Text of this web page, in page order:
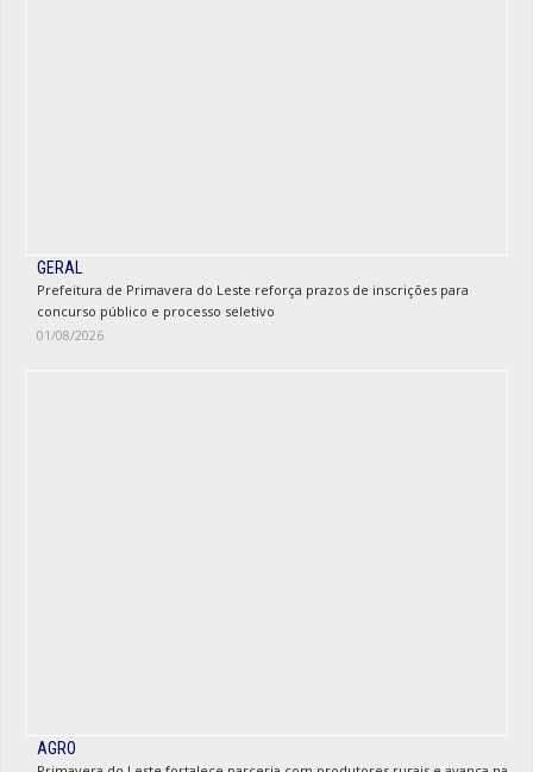
GERAL
Prefeitura de Primavera do Leste reforça prazos de inscrições para
concurso público e processo seletivo
01/08/2026
AGRO